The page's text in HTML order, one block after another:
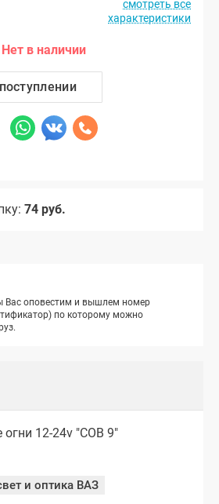
смотреть все
характеристики
Нет в наличии
74 руб.
Вас оповестим и вышлем номер
по которому можно
12-24v "COB 9"
и оптика ВАЗ